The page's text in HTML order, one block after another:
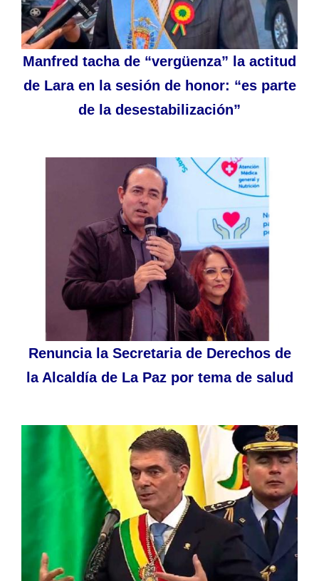
Manfred tacha de “vergüenza” la actitud
de Lara en la sesión de honor: “es parte
de la desestabilización”
Renuncia la Secretaria de Derechos de
la Alcaldía de La Paz por tema de salud